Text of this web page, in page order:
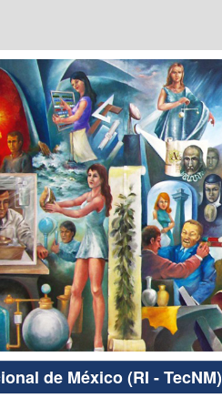
de México (RI - TecNM)